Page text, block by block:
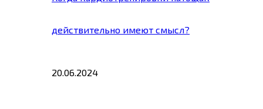
действительно имеют смысл?
20.06.2024